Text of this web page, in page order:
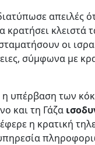
απειλές
κρατήσει κλειστά
οι
σύμφωνα με
η υπέρβαση των
και τη Γάζα
η κρατική